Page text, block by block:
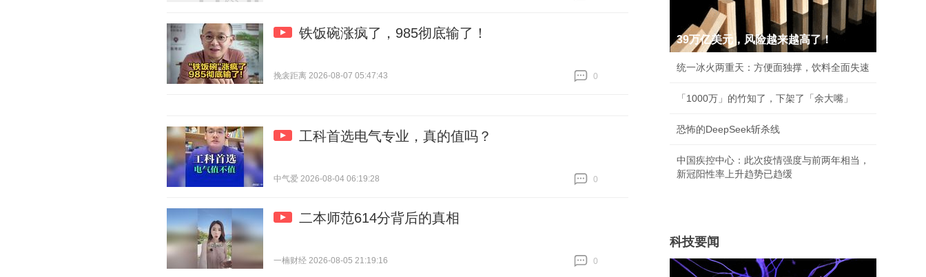
铁饭碗涨疯了，985彻底输了！
挽衾距离 2026-08-07 05:47:43
0
工科首选电气专业，真的值吗？
中气爱 2026-08-04 06:19:28
0
二本师范614分背后的真相
一楠财经 2026-08-05 21:19:16
0
39万亿美元，风险越来越高了！
统一冰火两重天：方便面独撑，饮料全面失速
「1000万」的竹知了，下架了「余大嘴」
恐怖的DeepSeek斩杀线
中国疾控中心：此次疫情强度与前两年相当，
新冠阳性率上升趋势已趋缓
科技要闻